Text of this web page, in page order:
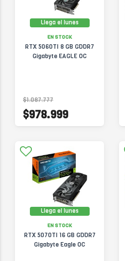
Llega el lunes
EN STOCK
RTX 5060TI 8 GB GDDR7
Gigabyte EAGLE OC
$1.087.777
$978.999
Llega el lunes
EN STOCK
RTX 5070TI 16 GB GDDR7
Gigabyte Eagle OC